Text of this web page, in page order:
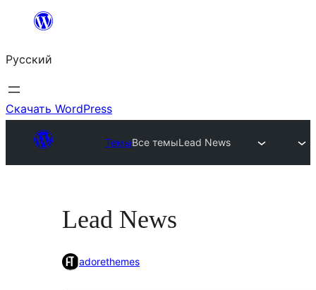
Перейти
содержимому
Русский
Скачать WordPress
ТемыВсе темыLead News
Lead News
adorethemes